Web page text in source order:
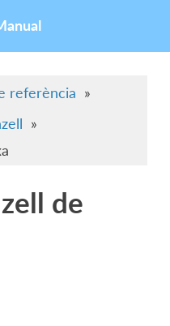
referència »
»
de